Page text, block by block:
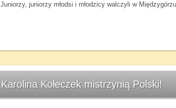
Juniorzy, juniorzy młodsi i młodzicy walczyli w
Karolina Kołeczek mistrzynią Polski!